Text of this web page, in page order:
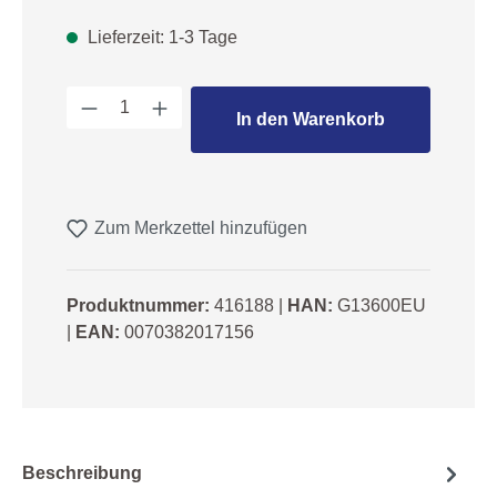
Lieferzeit: 1-3 Tage
Produkt Anzahl: Gib den
In den Warenkorb
Zum Merkzettel hinzufügen
Produktnummer: 416188 HAN: G13600EU
EAN: 0070382017156
Beschreibung